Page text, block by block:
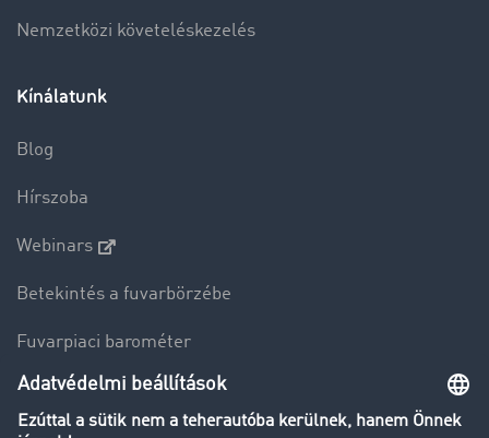
Nemzetközi követeléskezelés
Kínálatunk
Blog
Hírszoba
Webinars
Betekintés a fuvarbörzébe
Fuvarpiaci barométer
Transzportlexikon